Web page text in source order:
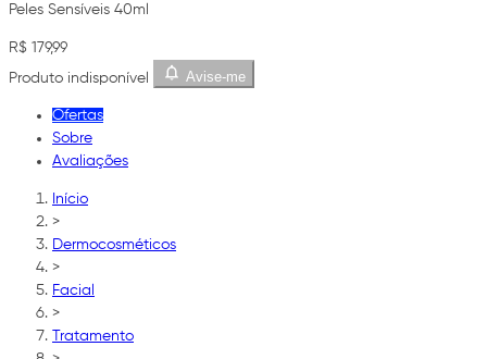
Peles Sensíveis 40ml
R$ 179,99
Produto indisponível
Avise-me
Ofertas
Sobre
Avaliações
Início
>
Dermocosméticos
>
Facial
>
Tratamento